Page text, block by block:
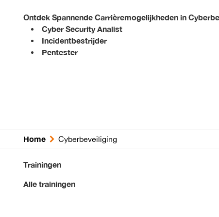
Ontdek Spannende Carrièremogelijkheden in
Cyber Security Analist
Incidentbestrijder
Pentester
Home Cyberbeveiliging
Trainingen
Alle trainingen